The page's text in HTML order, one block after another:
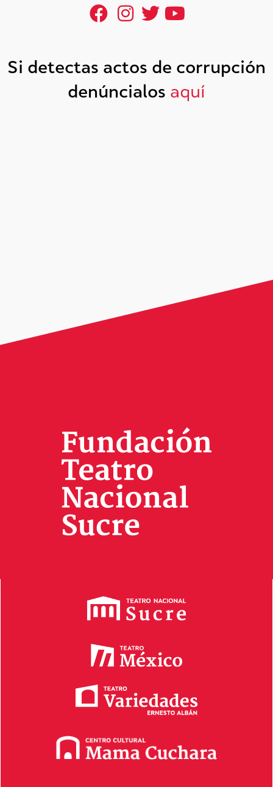
Si detectas actos de corrupción
denúncialos aquí